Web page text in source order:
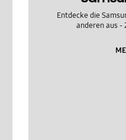
Entdecke die
anderen aus -